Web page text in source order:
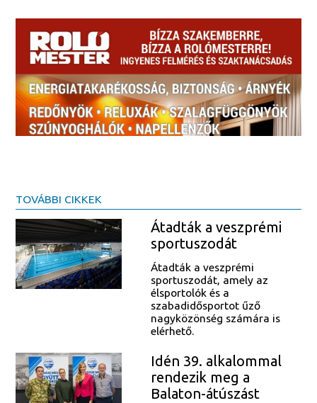
TOVÁBBI CIKKEK
Átadták a veszprémi
sportuszodát
Átadták a veszprémi
sportuszodát, amely az
élsportolók és a
szabadidősportot űző
nagyközönség számára is
elérhető.
Idén 39. alkalommal
rendezik meg a
Balaton-átúszást